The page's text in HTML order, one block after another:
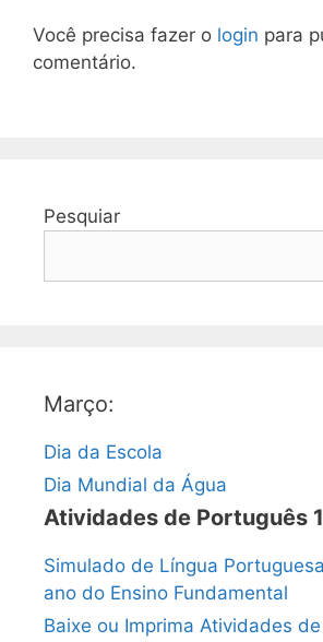
Você precisa fazer o login para
comentário.
Pesquiar
Março:
Dia da Escola
Dia Mundial da Água
Atividades de Português
Simulado de Língua
ano do Ensino Fundamental
Baixe ou Imprima Atividades